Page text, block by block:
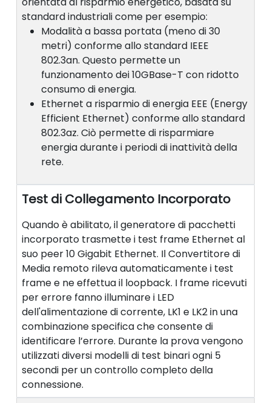
standard industriali come per esempio:
Modalità a bassa portata (meno di 30
metri) conforme allo standard IEEE
802.3an. Questo permette un
funzionamento dei 10GBase-T con ridotto
consumo di energia.
Ethernet a risparmio di energia EEE (Energy
Efficient Ethernet) conforme allo standard
802.3az. Ciò permette di risparmiare
energia durante i periodi di inattività della
rete.
Test di Collegamento Incorporato
Quando è abilitato, il generatore di pacchetti
incorporato trasmette i test frame Ethernet al
suo peer 10 Gigabit Ethernet. Il Convertitore di
Media remoto rileva automaticamente i test
frame e ne effettua il loopback. I frame ricevuti
per errore fanno illuminare i LED
dell'alimentazione di corrente, LK1 e LK2 in una
combinazione specifica che consente di
identificare l’errore. Durante la prova vengono
utilizzati diversi modelli di test binari ogni 5
secondi per un controllo completo della
connessione.